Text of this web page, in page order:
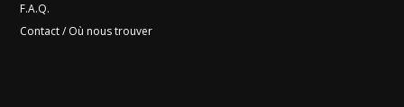
F.A.Q.
Contact / Où nous trouver